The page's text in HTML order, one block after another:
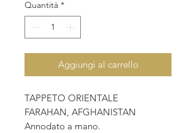
Quantità *
Aggiungi al carrello
TAPPETO ORIENTALE
FARAHAN, AFGHANISTAN
Annodato a mano.